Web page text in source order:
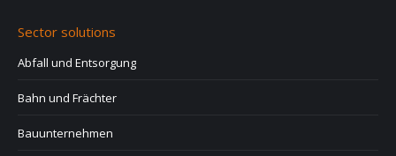
Sector solutions
Abfall und Entsorgung
Bahn und Frächter
Bauunternehmen